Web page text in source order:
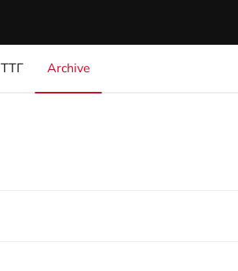
ТТГ Archive